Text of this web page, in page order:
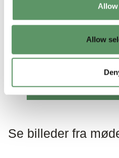
Allow
Allow
khh@foodbiocluster.dk
Linkedin
Se billeder fra